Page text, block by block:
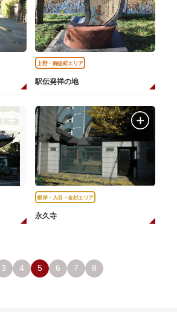
上野・御徒町エリア
駅伝発祥の地
根岸・入谷・金杉エリア
永久寺
3 4 5 6 7 8